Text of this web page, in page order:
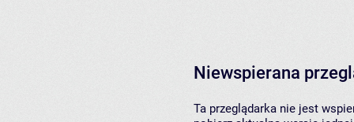
Niewspierana
Ta przeglądarka nie jest